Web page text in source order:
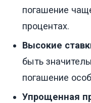
погашение
процентах.
Высокие
быть
погашение
Упрощенная